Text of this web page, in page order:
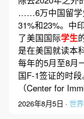
……6万中国留学
31%和23%。中
了美国国际学生
是在美国就读本
每年的5月至8月
国F-1签证的时
（Center for
2026年8月5日 · 世